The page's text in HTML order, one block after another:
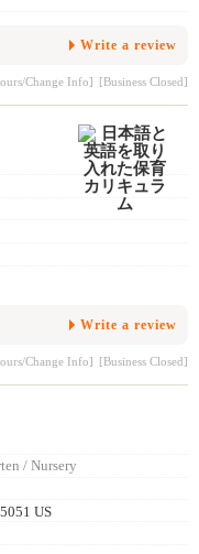
Write a review
Change Info] [Business Closed]
Write a review
Change Info] [Business Closed]
/ Nursery
US